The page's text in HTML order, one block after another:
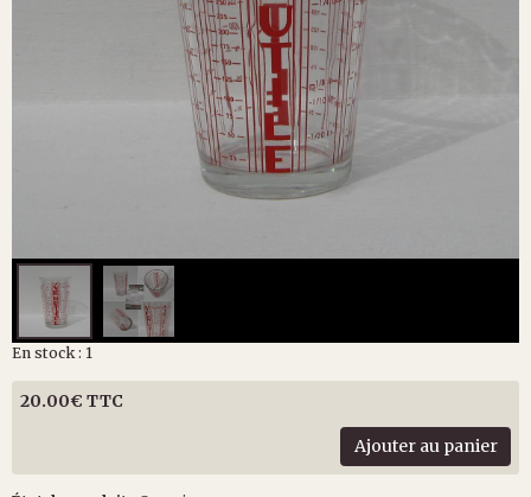
En stock : 1
20.00€ TTC
Ajouter au panier